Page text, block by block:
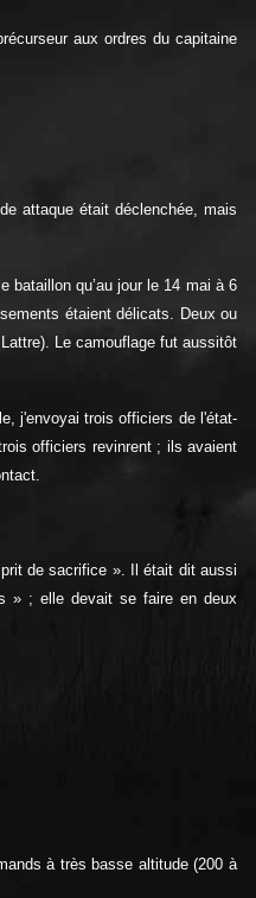
aux ordres du capitaine
attaque était déclenchée, mais
bataillon qu’au jour le 14 mai à 6
étaient délicats. Deux ou
Le camouflage fut aussitôt
j'envoyai trois officiers de l'état-
officiers revinrent ; ils avaient
de sacrifice ». Il était dit aussi
» ; elle devait se faire en deux
à très basse altitude (200 à